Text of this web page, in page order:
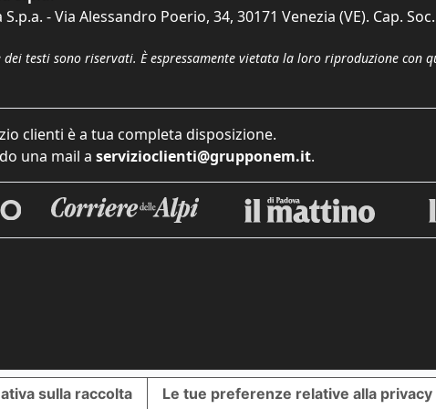
- Via Alessandro Poerio, 34, 30171 Venezia (VE). Cap.
testi sono riservati. È espressamente vietata la loro riproduzione con
clienti è a tua completa disposizione.
una mail a servizioclienti@grupponem.it.
sulla raccolta Le tue preferenze relative alla privacy